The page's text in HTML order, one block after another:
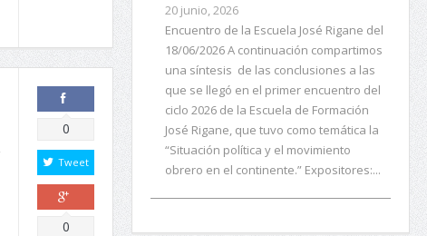
Comparte
0
Tweet
Comparte
0
20 junio, 2026
Encuentro de la Escuela José Rigane del
18/06/2026 A continuación compartimos
una síntesis de las conclusiones a las
que se llegó en el primer encuentro del
ciclo 2026 de la Escuela de Formación
José Rigane, que tuvo como temática la
“Situación política y el movimiento
obrero en el continente.” Expositores:...